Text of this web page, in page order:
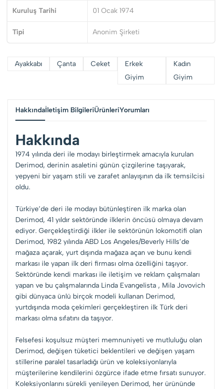
Kuruluş Tarihi 01 Ocak 1974
Tipi Anonim Şirketi
Ayakkabı Çanta Ceket
Erkek
Giyim
Kadın
Giyim
Hakkındaİletişim BilgileriÜrünleriYorumları
Hakkında
1974 yılında deri ile modayı birleştirmek amacıyla kurulan
Derimod, derinin asaletini günün çizgilerine taşıyarak,
yepyeni bir yaşam stili ve zarafet anlayışının da ilk temsilcisi
oldu.
Türkiye’de deri ile modayı bütünleştiren ilk marka olan
Derimod, 41 yıldır sektöründe ilklerin öncüsü olmaya devam
ediyor. Gerçekleştirdiği ilkler ile sektörünün lokomotifi olan
Derimod, 1982 yılında ABD Los Angeles/Beverly Hills’de
mağaza açarak, yurt dışında mağaza açan ve bunu kendi
markası ile yapan ilk deri firması olma özelliğini taşıyor.
Sektöründe kendi markası ile iletişim ve reklam çalışmaları
yapan ve bu çalışmalarında Linda Evangelista , Mila Jovovich
gibi dünyaca ünlü birçok modeli kullanan Derimod,
yurtdışında moda çekimleri gerçekleştiren ilk Türk deri
markası olma sıfatını da taşıyor.
Felsefesi koşulsuz müşteri memnuniyeti ve mutluluğu olan
Derimod, değişen tüketici beklentileri ve değişen yaşam
stillerine paralel tasarladığı ürün ve koleksiyonlarıyla
müşterilerine kendilerini özgürce ifade etme fırsatı sunuyor.
Koleksiyonlarını sürekli yenileyen Derimod, her ürününde